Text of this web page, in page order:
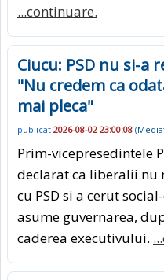
...continuare.
Ciucu: PSD nu si-a
"Nu credem ca
mai pleca"
publicat 2026-08-02 23:00:08 (
Prim-vicepresedintele
declarat ca liberalii nu
cu PSD si a cerut
asume guvernarea,
caderea executivului.